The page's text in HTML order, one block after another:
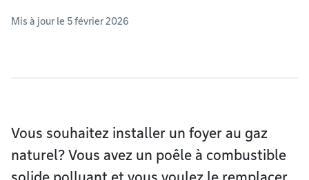
Mis à jour le 5 février 2026
Vous souhaitez installer un foyer au gaz
naturel? Vous avez un poêle à combustible